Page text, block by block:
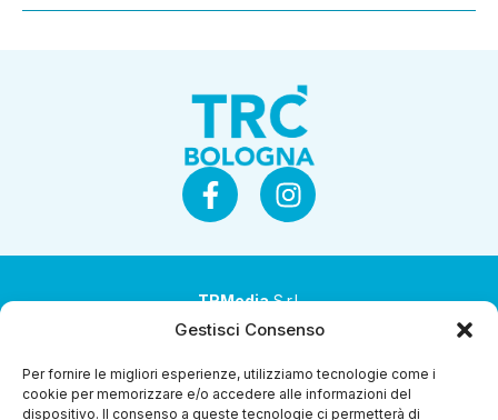
Gestisci Consenso
Per fornire le migliori esperienze, utilizziamo tecnologie come i
cookie per memorizzare e/o accedere alle informazioni del
dispositivo. Il consenso a queste tecnologie ci permetterà di
TRMediaS.r.l.
Società a socio unico
Società sottoposta ad attività di direzione e
coordinamento da parte di Coop Alleanza 3.0 Soc. Coop.